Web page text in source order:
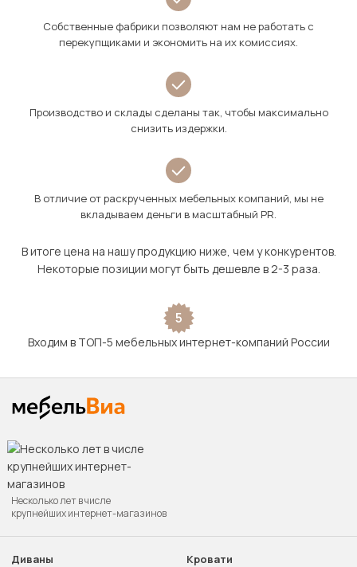
Собственные фабрики позволяют нам не работать с
перекупщиками и экономить на их комиссиях.
Производство и склады сделаны так, чтобы максимально
снизить издержки.
В отличие от раскрученных мебельных компаний, мы не
вкладываем деньги в масштабный PR.
В итоге цена на нашу продукцию ниже, чем у конкурентов.
Некоторые позиции могут быть дешевле в 2-3 раза.
5
Входим в ТОП-5 мебельных интернет-компаний России
Несколько лет в числе
крупнейших интернет-магазинов
Диваны
Кровати